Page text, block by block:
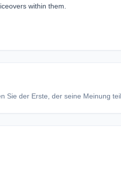
within them.
Sie der Erste, der seine Meinung